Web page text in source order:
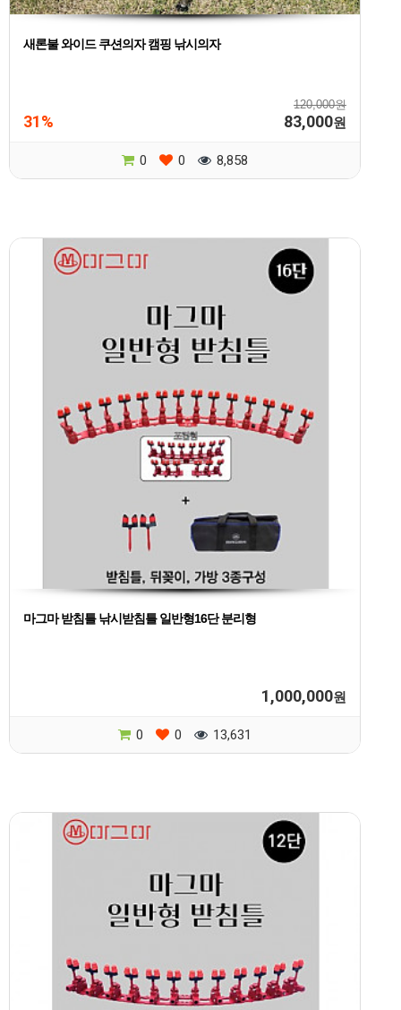
새론불 와이드 쿠션의자 캠핑 낚시의자
120,000원
31% 83,000원
0 0 8,858
마그마 받침틀 낚시받침틀 일반형16단 분리형
1,000,000원
0 0 13,631